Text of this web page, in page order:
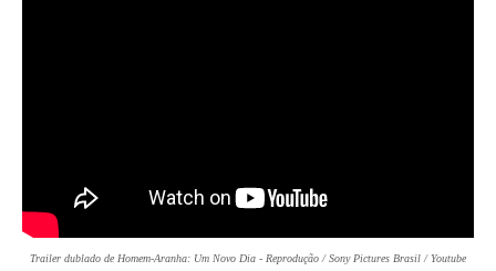
Trailer dublado de Homem-Aranha: Um Novo Dia - Reprodução / Sony Pictures Brasil / Youtube